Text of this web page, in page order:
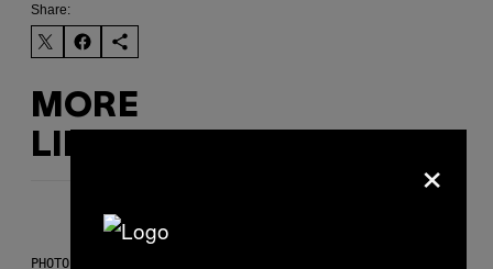
Share:
MORE
LIKE THIS
PHOTO: CSA-PRINTSTOCK / GETTY IMAGES
×